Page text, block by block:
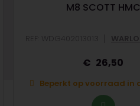
M8 SCOTT HMC
REF: WDG402013013 |
26,50
Beperkt op voorraad in